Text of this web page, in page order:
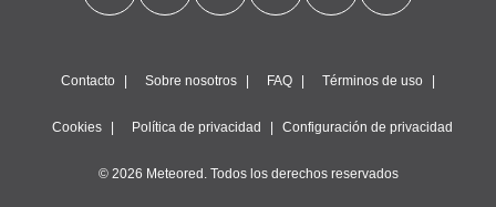
Contacto Sobre nosotros FAQ Términos de uso
Cookies Política de privacidad Configuración de privacidad
© 2026 Meteored. Todos los derechos reservados